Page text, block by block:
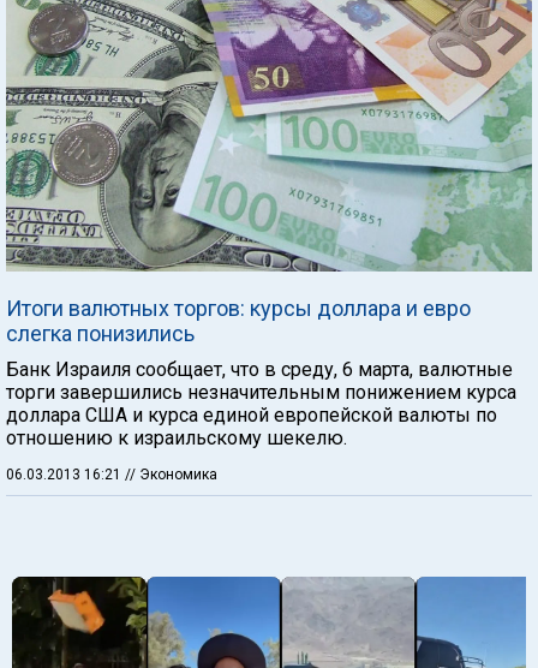
Итоги валютных торгов: курсы доллара и евро
слегка понизились
Банк Израиля сообщает, что в среду, 6 марта, валютные
торги завершились незначительным понижением курса
доллара США и курса единой европейской валюты по
отношению к израильскому шекелю.
06.03.2013 16:21 // Экономика